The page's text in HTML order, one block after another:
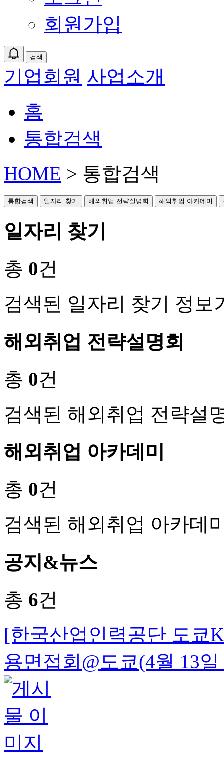
회원가입
검색
기업회원 사업소개
홈
통합검색
HOME > 통합검색
통합검색 일자리 찾기 해외취업 전략설명회 해외취업 아카데미
일자리 찾기
총 0건
검색된 일자리 찾기 정보
해외취업 전략설명회
총 0건
검색된 해외취업 전략설
해외취업 아카데미
총 0건
검색된 해외취업 아카데
공지&뉴스
총 6건
[한국산업인력공단 도쿄
용면접회@도쿄(4월 13